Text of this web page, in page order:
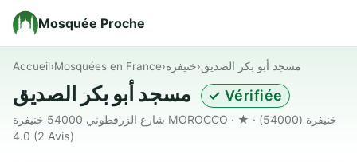
Mosquée Proche
Accueil›Mosquées en France›خنيفرة›مسجد أبو بكر الصديق
✓ Vérifiée
شارع الزرقطوني 54000 خنيفرة MOROCCO · خنيفرة (54000) · ★
(2 Avis)